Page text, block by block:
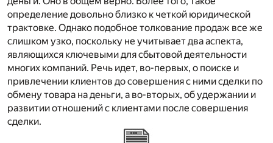
определение довольно близко к четкой юридической
трактовке. Однако подобное толкование продаж все же
слишком узко, поскольку не учитывает два аспекта,
являющихся ключевыми для сбытовой деятельности
многих компаний. Речь идет, во-первых, о поиске и
привлечении клиентов до совершения с ними сделки по
обмену товара на деньги, а во-вторых, об удержании и
развитии отношений с клиентами после совершения
сделки.